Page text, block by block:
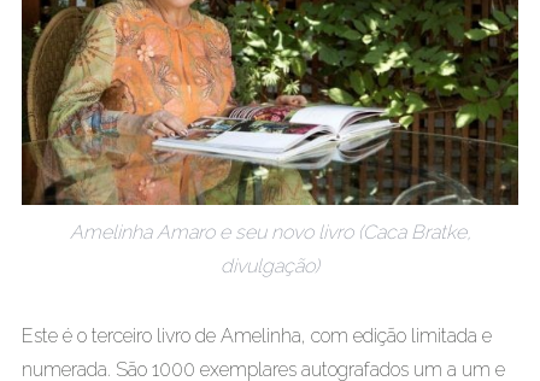
Amelinha Amaro e seu novo livro (Caca Bratke,
divulgação)
Este é o terceiro livro de Amelinha, com edição limitada e
numerada. São 1000 exemplares autografados um a um e